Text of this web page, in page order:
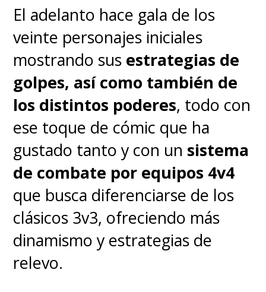
del MCU y reveló quela
segunda temporada deBorn
Againestará conectada con
los eventos deSpider-Man:
Brand New Day, la cuarta
película del trepamuros que
protagoniza Tom Holland.
"Estamos en constante
comunicación con el equipo de
Spider-Man: Brand New Day
asegurarnos de que exista
El adelanto hace gala de los
veinte personajes iniciales
mostrando sus estrategias de
golpes, así como también de
los distintos poderes, todo con
ese toque de cómic que ha
gustado tanto y con un sistema
de combate por equipos 4v4
que busca diferenciarse de los
clásicos 3v3, ofreciendo más
dinamismo y estrategias de
relevo.